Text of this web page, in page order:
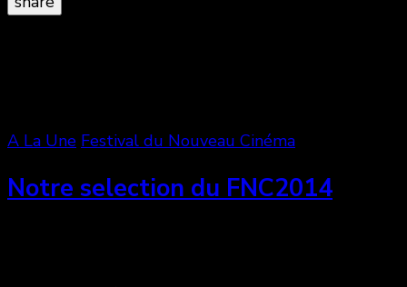
A La Une Festival du Nouveau Cinéma
Notre selection du FNC2014